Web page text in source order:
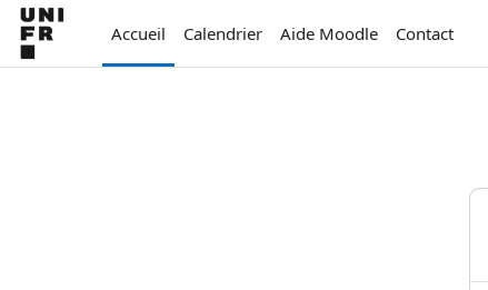
Passer au contenu principal
Accueil
Calendrier Aide Moodle Contact